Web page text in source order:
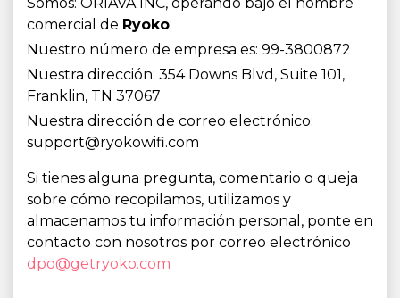
comercial de Ryoko;
Nuestro número de empresa es: 99-3800872
Nuestra dirección: 354 Downs Blvd, Suite 101,
Franklin, TN 37067
Nuestra dirección de correo electrónico:
support@ryokowifi.com
Si tienes alguna pregunta, comentario o queja
sobre cómo recopilamos, utilizamos y
almacenamos tu información personal, ponte en
contacto con nosotros por correo electrónico
dpo@getryoko.com